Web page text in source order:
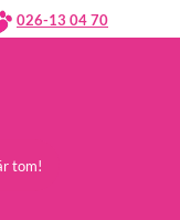
026-13 04 70
tom!